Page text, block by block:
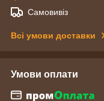
Самовивіз
Всі умови доставки
Умови оплати